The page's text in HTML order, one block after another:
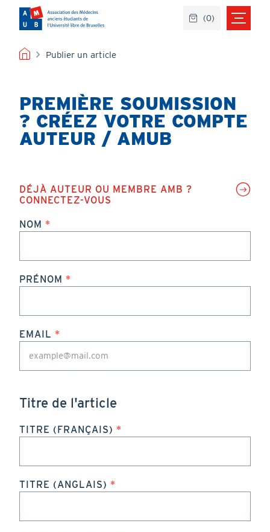
contenu
principal
FIL
Publier un article
PREMIÈRE SOUMISSION
? CRÉEZ VOTRE COMPTE
AUTEUR / AMUB
DÉJÀ AUTEUR OU MEMBRE AMB ?
CONNECTEZ-VOUS
NOM
PRÉNOM
EMAIL
Titre de l'article
TITRE (FRANÇAIS)
TITRE (ANGLAIS)
(0)